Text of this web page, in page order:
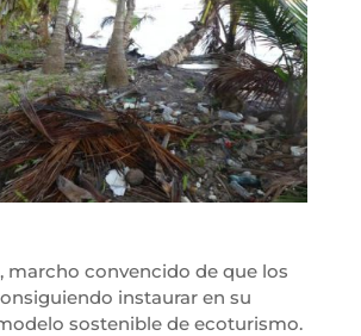
marcho convencido de que los
instaurar en su
sostenible de ecoturismo.